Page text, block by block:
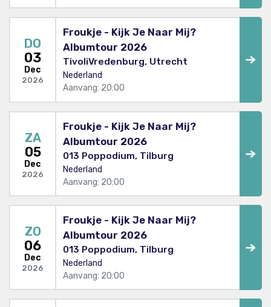
DO
03
Dec
2026
Froukje - Kijk Je Naar Mij?
Albumtour 2026
TivoliVredenburg, Utrecht
Nederland
Aanvang: 20:00
ZA
05
Dec
2026
Froukje - Kijk Je Naar Mij?
Albumtour 2026
013 Poppodium, Tilburg
Nederland
Aanvang: 20:00
ZO
06
Dec
2026
Froukje - Kijk Je Naar Mij?
Albumtour 2026
013 Poppodium, Tilburg
Nederland
Aanvang: 20:00